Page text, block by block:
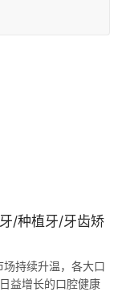
/种植牙/牙齿矫
持续升温，各大口
益增长的口腔健康